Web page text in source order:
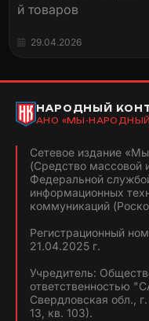
й товаров
29.04.2026
НАРОДНЫЙ
АНО «МЫ-
Сетевое издание
(Средство массовой
Федеральной
информационных
коммуникаций
Регистрационный
21.04.2025 г.
Учредитель:
ответственностью
Свердловская обл.,
13, кв. 103).